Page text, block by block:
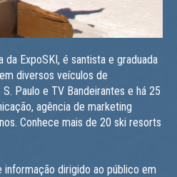
da ExpoSKI, é santista e graduada
diversos veículos de
Paulo e TV Bandeirantes e há 25
agência de marketing
Conhece mais de 20 ski resorts
informação dirigido ao público em